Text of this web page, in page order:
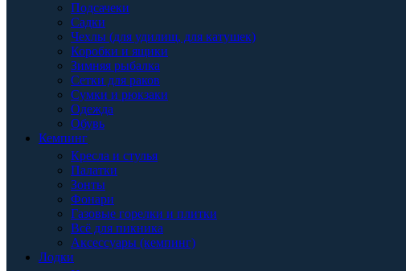
Подсачеки
Садки
Чехлы (для удилищ, для катушек)
Коробки и ящики
Зимняя рыбалка
Сетки для раков
Сумки и рюкзаки
Одежда
Обувь
Кемпинг
Кресла и стулья
Палатки
Зонты
Фонари
Газовые горелки и плитки
Всё для пикника
Аксессуары (кемпинг)
Лодки